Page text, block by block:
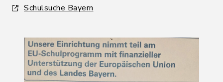
Schulsuche Bayern